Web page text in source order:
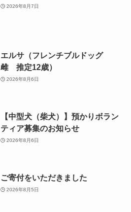
2026年8月7日
エルサ（フレンチブルドッグ
雌 推定12歳）
2026年8月6日
【中型犬（柴犬）】預かりボラン
ティア募集のお知らせ
2026年8月6日
ご寄付をいただきました
2026年8月5日